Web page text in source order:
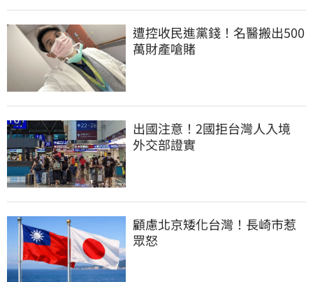
遭控收民進黨錢！名醫搬出500
萬財產嗆賭
出國注意！2國拒台灣人入境
外交部證實
顧慮北京矮化台灣！長崎市惹
眾怒